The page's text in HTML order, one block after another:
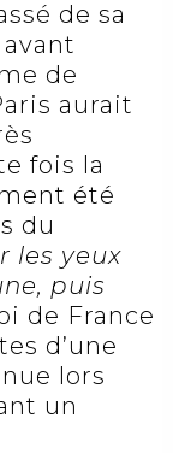
de sa
de
aurait
fois la
été
du
les yeux
puis
de France
d’une
lors
un